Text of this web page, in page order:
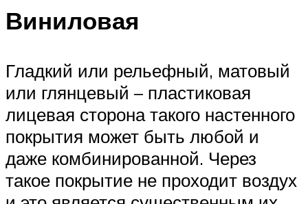
Виниловая
Гладкий или рельефный, матовый
или глянцевый – пластиковая
лицевая сторона такого настенного
покрытия может быть любой и
даже комбинированной. Через
такое покрытие не проходит воздух